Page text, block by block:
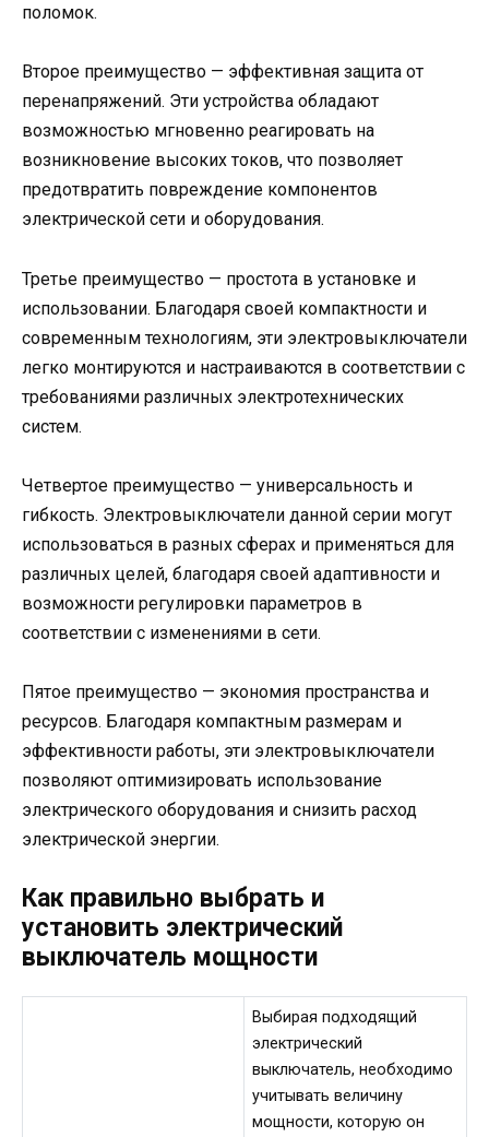
поломок.
Второе преимущество — эффективная защита от
перенапряжений. Эти устройства обладают
возможностью мгновенно реагировать на
возникновение высоких токов, что позволяет
предотвратить повреждение компонентов
электрической сети и оборудования.
Третье преимущество — простота в установке и
использовании. Благодаря своей компактности и
современным технологиям, эти электровыключатели
легко монтируются и настраиваются в соответствии с
требованиями различных электротехнических
систем.
Четвертое преимущество — универсальность и
гибкость. Электровыключатели данной серии могут
использоваться в разных сферах и применяться для
различных целей, благодаря своей адаптивности и
возможности регулировки параметров в
соответствии с изменениями в сети.
Пятое преимущество — экономия пространства и
ресурсов. Благодаря компактным размерам и
эффективности работы, эти электровыключатели
позволяют оптимизировать использование
электрического оборудования и снизить расход
электрической энергии.
Как правильно выбрать и
установить электрический
выключатель мощности
Выбирая подходящий
электрический
выключатель, необходимо
учитывать величину
мощности, которую он